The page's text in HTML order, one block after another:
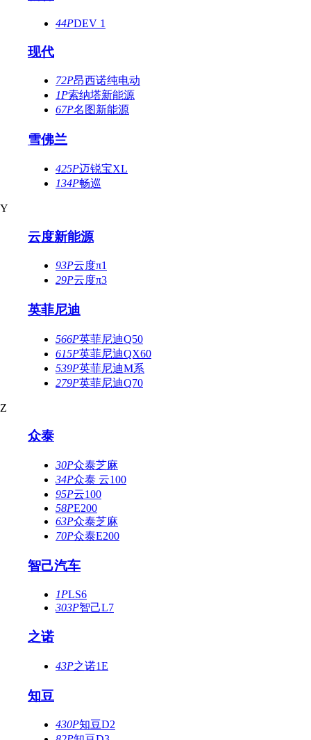
44PDEV 1
现代
72P昂西诺纯电动
1P索纳塔新能源
67P名图新能源
雪佛兰
425P迈锐宝XL
134P畅巡
Y
云度新能源
93P云度π1
29P云度π3
英菲尼迪
566P英菲尼迪Q50
615P英菲尼迪QX60
539P英菲尼迪M系
279P英菲尼迪Q70
Z
众泰
30P众泰芝麻
34P众泰 云100
95P云100
58PE200
63P众泰芝麻
70P众泰E200
智己汽车
1PLS6
303P智己L7
之诺
43P之诺1E
知豆
430P知豆D2